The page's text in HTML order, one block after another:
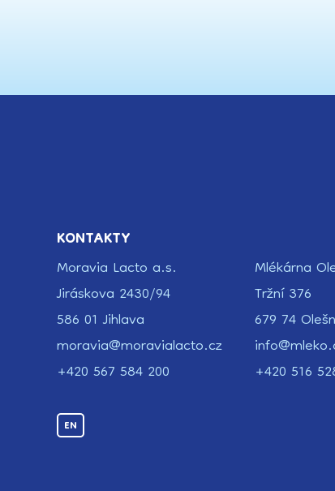
KONTAKTY
Moravia Lacto a.s.
Jiráskova 2430/94
586 01 Jihlava
moravia@moravialacto.cz
+420 567 584 200
Mlékárna
Tržní 376
679 74
+420 516
EN